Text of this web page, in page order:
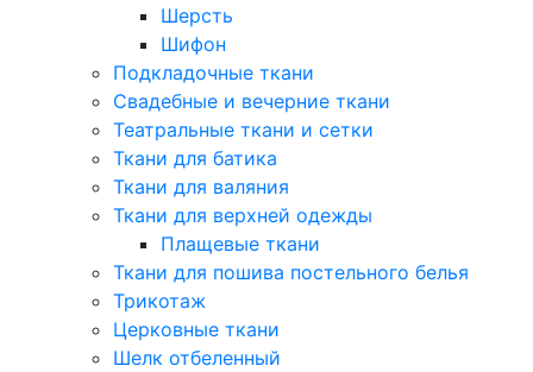
Шерсть
Шифон
Подкладочные ткани
Свадебные и вечерние ткани
Театральные ткани и сетки
Ткани для батика
Ткани для валяния
Ткани для верхней одежды
Плащевые ткани
Ткани для пошива постельного белья
Трикотаж
Церковные ткани
Шелк отбеленный